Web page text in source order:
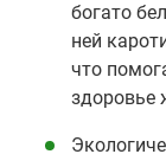
богато
ней
что
здоровье